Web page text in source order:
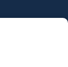
إلى
المحتوى